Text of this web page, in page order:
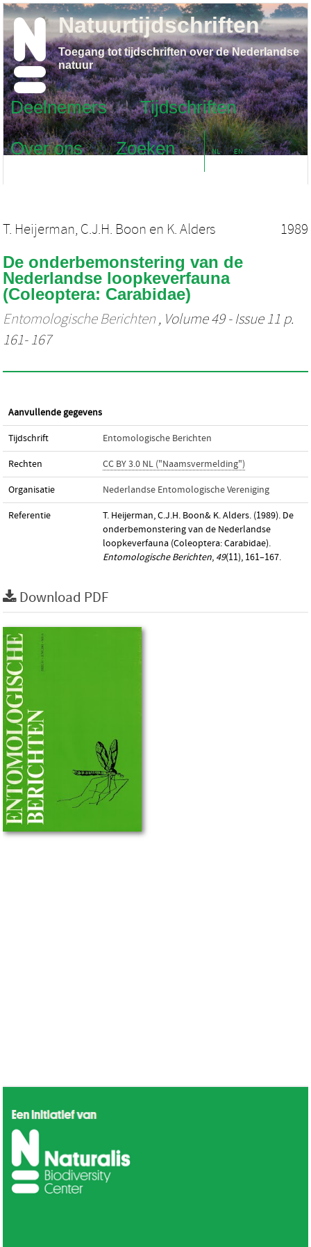
Deelnemers
Tijdschriften
Over ons
Zoeken NL EN
Natuurtijdschriften
Toegang tot tijdschriften over de Nederlandse
natuur
T. Heijerman, C.J.H. Boon en K. Alders 1989
De onderbemonstering van de
Nederlandse loopkeverfauna
(Coleoptera: Carabidae)
Entomologische Berichten , Volume 49 - Issue 11 p.
161- 167
Aanvullende gegevens
Tijdschrift Entomologische Berichten
Rechten CC BY 3.0 NL ("Naamsvermelding")
Organisatie Nederlandse Entomologische Vereniging
Referentie
T. Heijerman, C.J.H. Boon& K. Alders. (1989). De
onderbemonstering van de Nederlandse
loopkeverfauna (Coleoptera: Carabidae).
Entomologische Berichten, 49(11), 161–167.
Download PDF